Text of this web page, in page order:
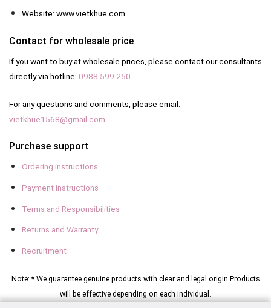
Website: www.vietkhue.com
Contact for wholesale price
If you want to buy at wholesale prices, please contact our consultants
directly via hotline: 0988 599 250
For any questions and comments, please email:
vietkhue1568@gmail.com
Purchase support
Ordering instructions
Payment instructions
Terms and Responsibilities
Returns and Warranty
Recruitment
Note: * We guarantee genuine products with clear and legal origin. Products
will be effective depending on each individual.